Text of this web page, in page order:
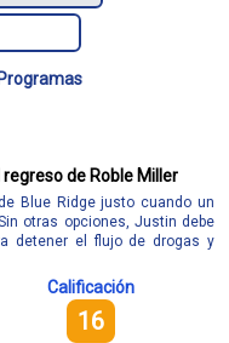
regreso de Roble Miller
Blue Ridge justo cuando un
otras opciones, Justin debe
detener el flujo de drogas y
Calificación
16